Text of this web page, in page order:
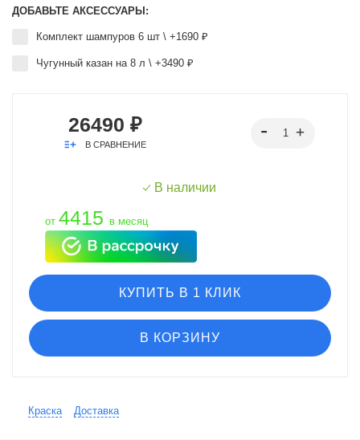
ДОБАВЬТЕ АКСЕССУАРЫ:
Комплект шампуров 6 шт \ +1690 ₽
Чугунный казан на 8 л \ +3490 ₽
26490 ₽
В СРАВНЕНИЕ
В наличии
от 4415 в месяц
КУПИТЬ В 1 КЛИК
В КОРЗИНУ
Краска Доставка